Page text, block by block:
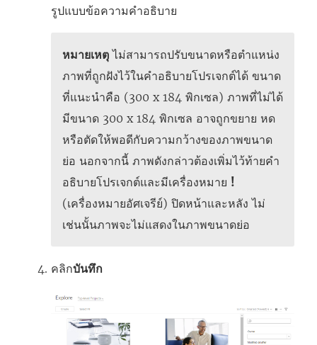
รูปแบบข้อความคำอธิบาย
หมายเหตุ ไม่สามารถปรับขนาดหรือตำแหน่ง
ภาพที่ถูกฝังไว้ในคำอธิบายโปรเจกต์ได้ ขนาด
ที่แนะนำคือ (300 x 184 พิกเซล) ภาพที่ไม่ได้
มีขนาด 300 x 184 พิกเซล อาจถูกขยาย หด
หรือตัดให้พอดีกับความกว้างของภาพขนาด
ย่อ นอกจากนี้ ภาพดังกล่าวต้องเพิ่มไว้ท้ายคำ
อธิบายโปรเจกต์และมีเครื่องหมาย !
(เครื่องหมายอัศเจรีย์) ปิดหน้าและหลัง ไม่
เช่นนั้นภาพจะไม่แสดงในภาพขนาดย่อ
คลิกบันทึก